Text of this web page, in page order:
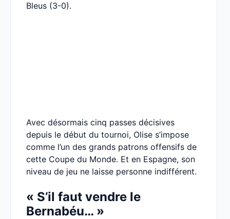
Bleus (3-0).
Avec désormais cinq passes décisives
depuis le début du tournoi, Olise s’impose
comme l’un des grands patrons offensifs de
cette Coupe du Monde. Et en Espagne, son
niveau de jeu ne laisse personne indifférent.
« S’il faut vendre le
Bernabéu… »